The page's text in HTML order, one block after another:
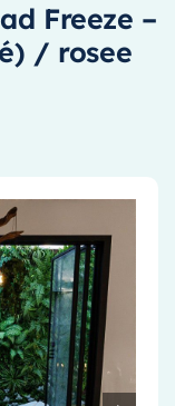
Freeze –
/ rosee